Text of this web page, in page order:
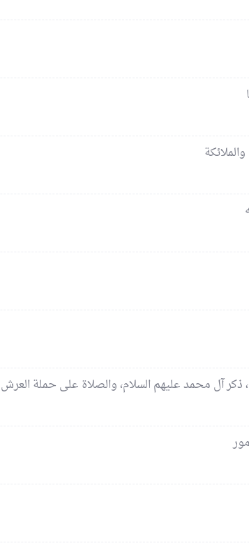
ذكر آل محمد عليهم السلام، والصلاة على حملة العرش